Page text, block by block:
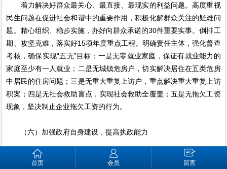
着力解决好群众最关心、最直接、最现实的利益问题。高度重视
民生问题在促进社会和谐中的重要作用，积极化解群众关注的疑难问
题。精心组织、稳步实施，办好向群众承诺的30件重要实事。倒排工
期、攻坚克难，落实好15项年度重点工程。明确责任主体，强化督查
考核，确保实现“五无”目标：一是无零就业家庭，保证有就业能力的
家庭至少有一人就业；二是无城镇危房户，切实解决居住在五类危房
中居民的住房问题；三是无重大重复上访户，重点解决重大重复上访
积案；四是无社会救助盲点，实现社会救助全覆盖；五是无拖欠工资
现象，坚决制止企业拖欠工资的行为。
（六）加强政府自身建设，提高执政能力
按照科学执政、民主执政、依法执政的要求，努力建设行为规
首页 会员 留言